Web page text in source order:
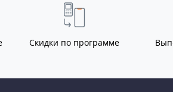
Скидки по программе